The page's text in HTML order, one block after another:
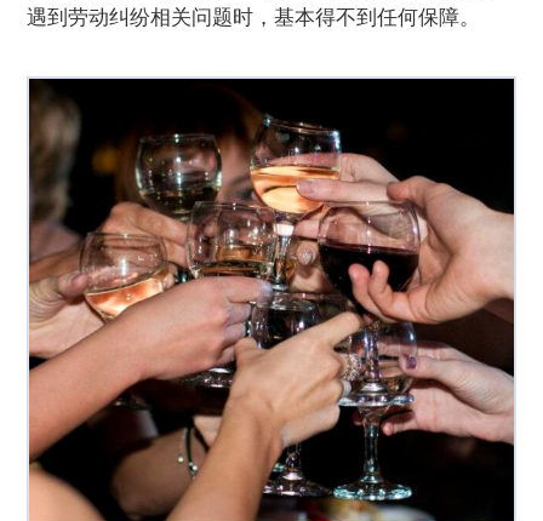
遇到劳动纠纷相关问题时，基本得不到任何保障。